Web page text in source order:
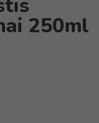
250ml